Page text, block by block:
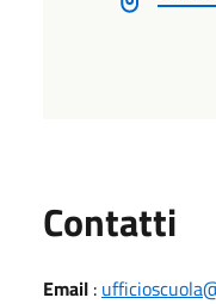
Contatti
Email :